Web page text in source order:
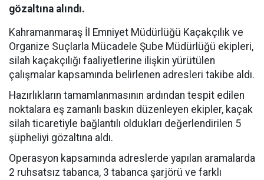
gözaltına alındı.
Kahramanmaraş İl Emniyet Müdürlüğü Kaçakçılık ve
Organize Suçlarla Mücadele Şube Müdürlüğü ekipleri,
silah kaçakçılığı faaliyetlerine ilişkin yürütülen
çalışmalar kapsamında belirlenen adresleri takibe aldı.
Hazırlıkların tamamlanmasının ardından tespit edilen
noktalara eş zamanlı baskın düzenleyen ekipler, kaçak
silah ticaretiyle bağlantılı oldukları değerlendirilen 5
şüpheliyi gözaltına aldı.
Operasyon kapsamında adreslerde yapılan aramalarda
2 ruhsatsız tabanca, 3 tabanca şarjörü ve farklı